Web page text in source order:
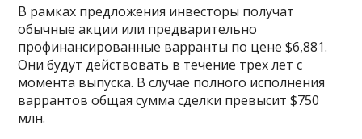
В рамках предложения инвесторы получат
обычные акции или предварительно
профинансированные варранты по цене $6,881.
Они будут действовать в течение трех лет с
момента выпуска. В случае полного исполнения
варрантов общая сумма сделки превысит $750
млн.